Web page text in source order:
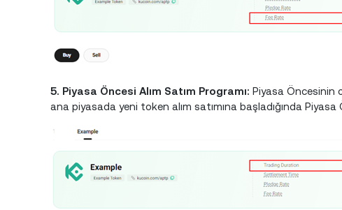
5. Piyasa Öncesi Alım Satım Programı: Piyasa Öncesinin
ana piyasada yeni token alım satımına başladığında Piyasa